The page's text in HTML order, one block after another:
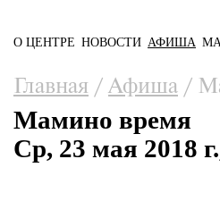
Главное меню
О ЦЕНТРЕ НОВОСТИ АФИША
Вы здесь
Главная / Афиша /
Мамино время
Ср, 23 мая 2018